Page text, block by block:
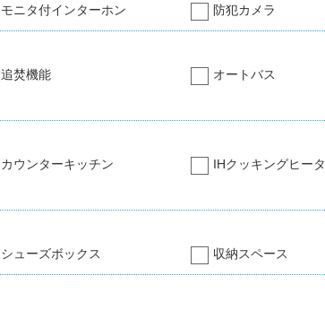
モニタ付インターホン 防犯カメラ
追焚機能 オートバス
カウンターキッチン IHクッキングヒータ
シューズボックス 収納スペース